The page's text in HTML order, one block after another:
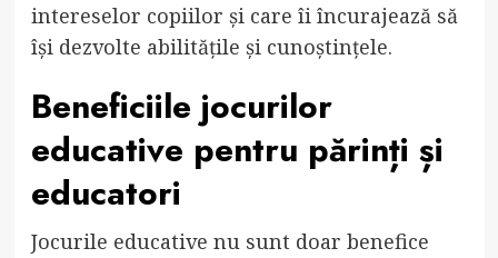
intereselor copiilor și care îi încurajează să
își dezvolte abilitățile și cunoștințele.
Beneficiile jocurilor
educative pentru părinți și
educatori
Jocurile educative nu sunt doar benefice